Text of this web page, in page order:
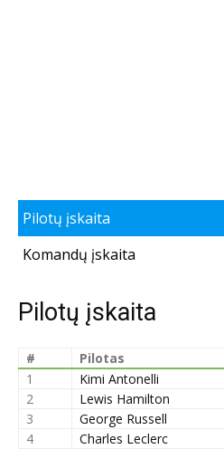
Pilotų įskaita
Komandų įskaita
Pilotų įskaita
# Pilotas
1
Kimi Antonelli
2
Lewis Hamilton
3
George Russell
4
Charles Leclerc